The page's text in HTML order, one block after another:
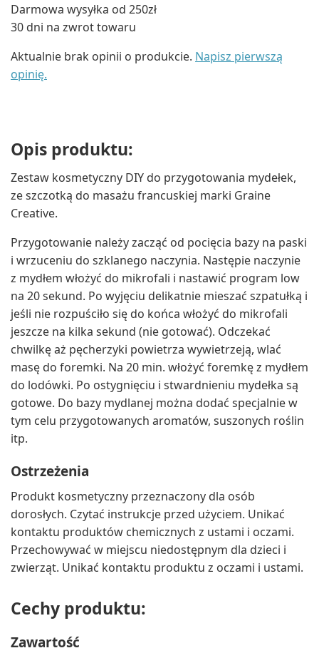
Darmowa wysyłka od 250zł
30 dni na zwrot towaru
Aktualnie brak opinii o produkcie. Napisz pierwszą
opinię.
Opis produktu:
Zestaw kosmetyczny DIY do przygotowania mydełek,
ze szczotką do masażu francuskiej marki Graine
Creative.
Przygotowanie należy zacząć od pocięcia bazy na paski
i wrzuceniu do szklanego naczynia. Następie naczynie
z mydłem włożyć do mikrofali i nastawić program low
na 20 sekund. Po wyjęciu delikatnie mieszać szpatułką i
jeśli nie rozpuściło się do końca włożyć do mikrofali
jeszcze na kilka sekund (nie gotować). Odczekać
chwilkę aż pęcherzyki powietrza wywietrzeją, wlać
masę do foremki. Na 20 min. włożyć foremkę z mydłem
do lodówki. Po ostygnięciu i stwardnieniu mydełka są
gotowe. Do bazy mydlanej można dodać specjalnie w
tym celu przygotowanych aromatów, suszonych roślin
itp.
Ostrzeżenia
Produkt kosmetyczny przeznaczony dla osób
dorosłych. Czytać instrukcje przed użyciem. Unikać
kontaktu produktów chemicznych z ustami i oczami.
Przechowywać w miejscu niedostępnym dla dzieci i
zwierząt. Unikać kontaktu produktu z oczami i ustami.
Cechy produktu:
Zawartość